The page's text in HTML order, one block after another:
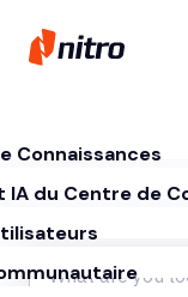
Connaissances
du Centre de